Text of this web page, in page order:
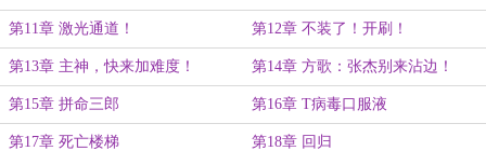
第11章 激光通道！ 第12章 不装了！开刷！
第13章 主神，快来加难度！ 第14章 方歌：张杰别来沾边！
第15章 拼命三郎 第16章 T病毒口服液
第17章 死亡楼梯 第18章 回归